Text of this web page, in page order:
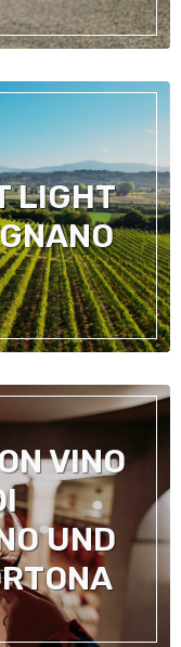
LIGHT
VINO
UND